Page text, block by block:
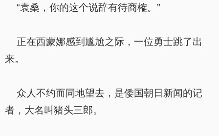
“袁桑，你的这个说辞有待商榷。”
正在西蒙娜感到尴尬之际，一位勇士跳了出
来。
众人不约而同地望去，是倭国朝日新闻的记
者，大名叫猪头三郎。